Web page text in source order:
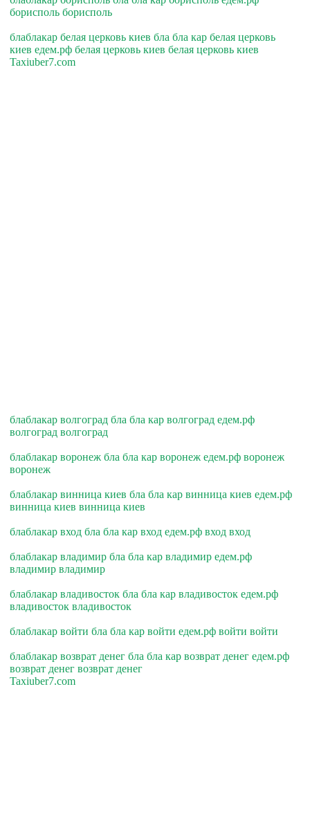
борисполь борисполь
блаблакар белая церковь киев бла бла кар белая церковь
киев едем.рф белая церковь киев белая церковь киев
Taxiuber7.com
блаблакар волгоград бла бла кар волгоград едем.рф
волгоград волгоград
блаблакар воронеж бла бла кар воронеж едем.рф воронеж
воронеж
блаблакар винница киев бла бла кар винница киев едем.рф
винница киев винница киев
блаблакар вход бла бла кар вход едем.рф вход вход
блаблакар владимир бла бла кар владимир едем.рф
владимир владимир
блаблакар владивосток бла бла кар владивосток едем.рф
владивосток владивосток
блаблакар войти бла бла кар войти едем.рф войти войти
блаблакар возврат денег бла бла кар возврат денег едем.рф
возврат денег возврат денег
Taxiuber7.com